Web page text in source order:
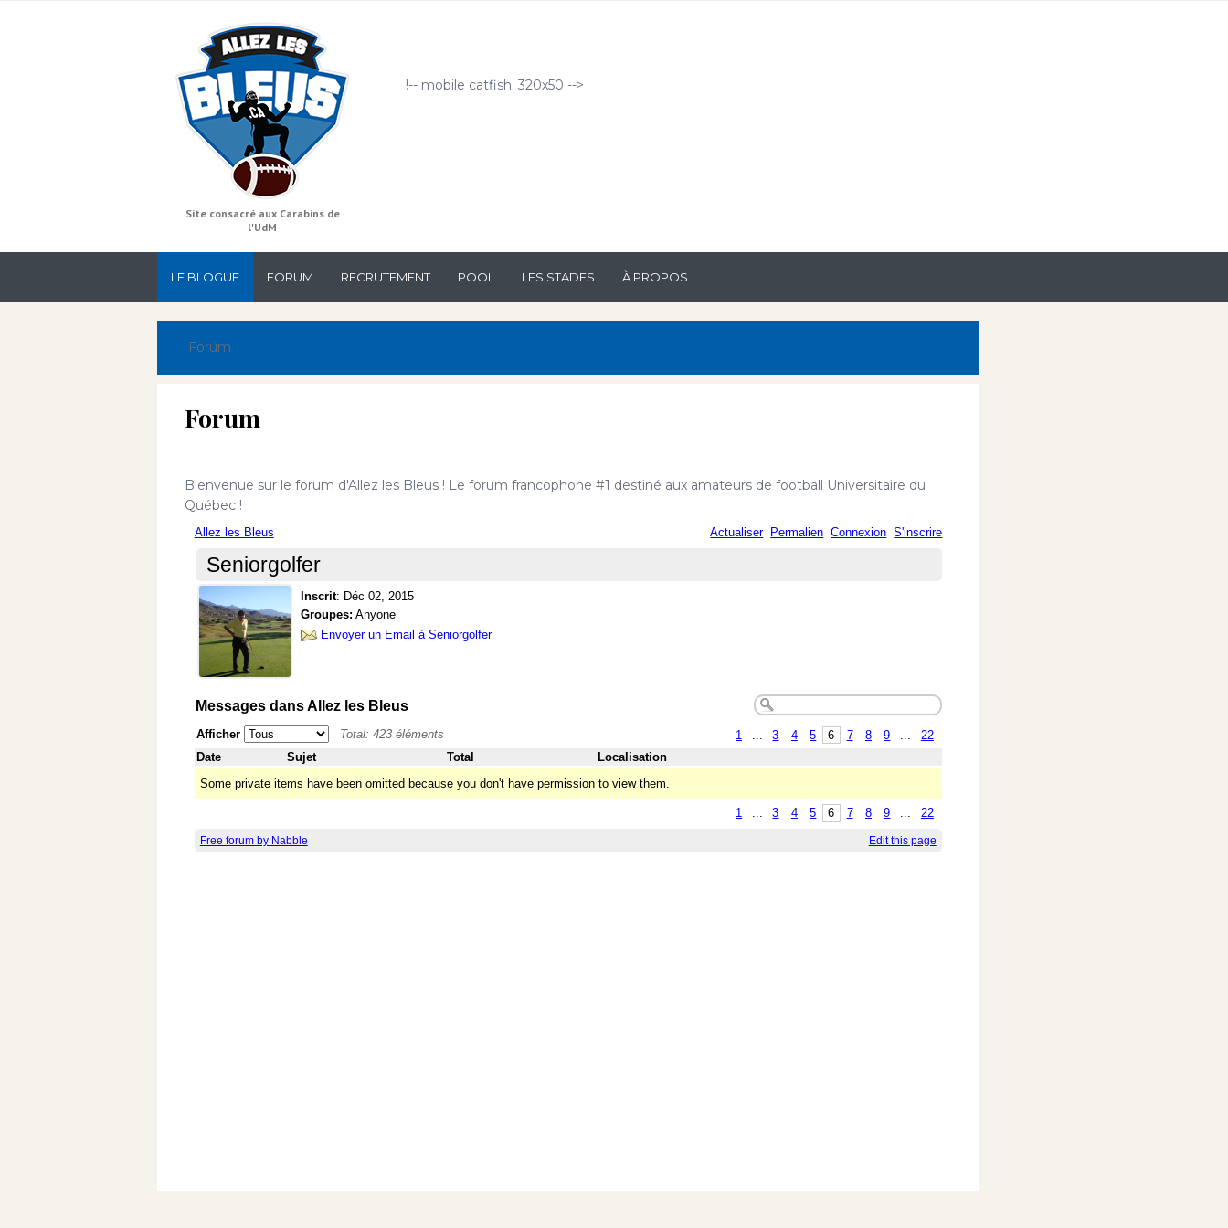
Site consacré aux Carabins de
l'UdM
!-- mobile catfish: 320x50 -->
LE BLOGUE FORUM RECRUTEMENT POOL LES STADES À PROPOS
Forum
Forum
Bienvenue sur le forum d'Allez les Bleus ! Le forum francophone #1 destiné aux amateurs de football Universitaire du
Québec !